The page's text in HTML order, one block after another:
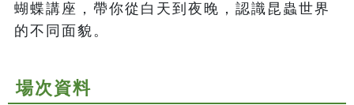
蝴蝶講座，帶你從白天到夜晚，認識昆蟲世界
的不同面貌。
場次資料